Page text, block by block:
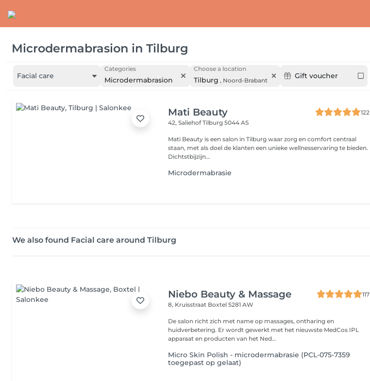
Microdermabrasion in Tilburg
Facial care
Categories
Microdermabrasion
Choose a location
Tilburg , Noord-Brabant
Gift voucher
Mati Beauty
122
42, SaliehofTilburg 5044 AS
Mati Beauty is een salon in Tilburg waar zorg en comfort centraal
staan, met als doel de klanten een unieke wellnesservaring te bieden.
Dichtstbijzijn...
Microdermabrasie
We also found Facial care around Tilburg
Niebo Beauty & Massage
117
8, Kruisstraat Boxtel 5281 AW
De salon richt zich met name op massages, ontharing en
huidverbetering. Er wordt gewerkt met het nieuwste MedCos IPL
apparaat en producten van het Ned...
Micro Skin Polish - microdermabrasie (PCL-075-7359
toegepast op gelaat)